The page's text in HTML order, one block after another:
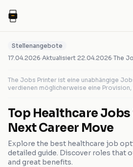
Stellenangebote
17.04.2026·Aktualisiert 22.04.2026·The
The Jobs Printer ist eine unabhängige
verdienen möglicherweise eine
Top Healthcare Jobs
Next Career Move
Explore the best healthcare job
detailed guide. Discover roles that
and great benefits.